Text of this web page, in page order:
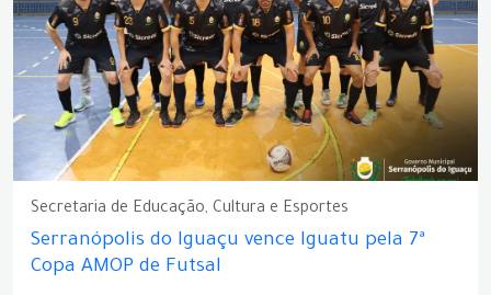
Secretaria de Educação, Cultura e Esportes
Serranópolis do Iguaçu vence Iguatu pela 7ª
Copa AMOP de Futsal